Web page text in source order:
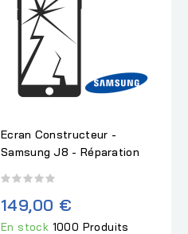
Ecran Constructeur -
Samsung J8 - Réparation
149,00 €
En stock 1000 Produits